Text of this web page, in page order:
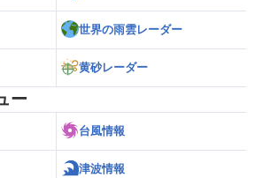
世界の雨雲レーダー
黄砂レーダー
ー
台風情報
津波情報